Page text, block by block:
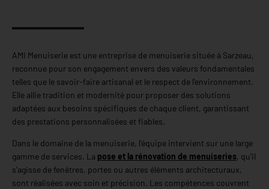
AMI Menuiserie est une entreprise de menuiserie située à Sarzeau,
reconnue pour son engagement envers des valeurs fondamentales
telles que le savoir-faire artisanal et le respect de l'environnement.
Elle allie tradition et modernité pour proposer des solutions
adaptées aux besoins spécifiques de chaque client, garantissant
des prestations personnalisées et fiables.
Dans le domaine de la menuiserie, l’équipe intervient sur une large
gamme de services. La pose et la rénovation de menuiseries, qu’il
s’agisse de fenêtres, portes ou autres éléments architecturaux,
sont réalisées avec soin et précision. Les compétences couvrent